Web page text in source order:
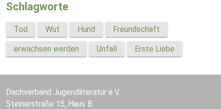
Schlagworte
Tod Wut Hund Freundschaft
erwachsen werden Unfall Erste Liebe
Dachverband Jugendliteratur e.V.
Steinerstraße 15, Haus B